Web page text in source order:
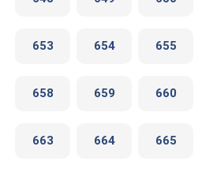
653 654 655
658 659 660
663 664 665